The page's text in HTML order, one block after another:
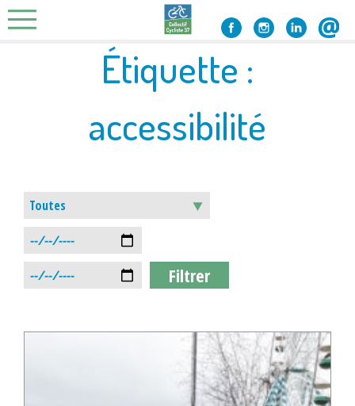
Skip
to
Étiquette :
accessibilité